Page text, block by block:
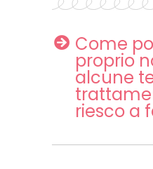
Come
proprio
alcune
riesco a